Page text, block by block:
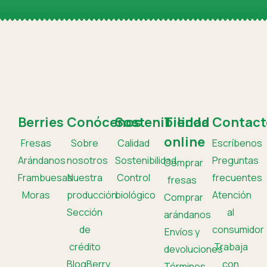
Berries
Fresas
Arándanos
Frambuesas
Moras
Conócenos
Sobre
nosotros
Nuestra
producción
Sección
de
crédito
BlogBerry
Sostenibilidad
Calidad
Sostenibilidad
Control
biológico
Tienda
online
Comprar
fresas
Comprar
arándanos
Envíos y
devoluciones
Escríbenos
Preguntas
frecuentes
Atención
al
consumidor
Trabaja
con